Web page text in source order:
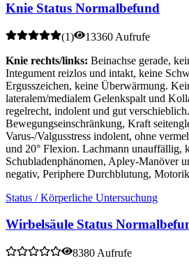
Knie Status Normalbefund
(1)
13360 Aufrufe
Knie rechts/links: Beinachse gerade,
Integument reizlos und intakt, keine
Ergusszeichen, keine Überwärmung.
lateralem/medialem Gelenkspalt und
regelrecht, indolent und gut
Bewegungseinschränkung, Kraft
Varus-/Valgusstress indolent, ohne
und 20° Flexion. Lachmann unauffällig,
Schubladenphänomen, Apley-Manöver
negativ, Periphere Durchblutung,
Status / Körperliche Untersuchung
Wirbelsäule Status
8380 Aufrufe